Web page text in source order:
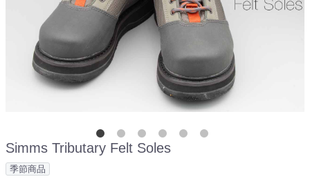
Simms Tributary Felt Soles
季節商品